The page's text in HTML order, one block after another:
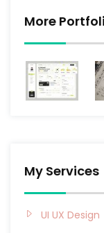
More
My Services
UI UX Design